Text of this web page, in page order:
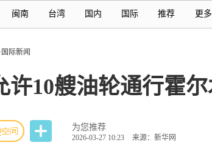
闽南 台湾 国内 国际 推荐 更多
国际新闻
许10艘油轮通行霍
为您推荐
2026-03-27 10:23 来源：新华网